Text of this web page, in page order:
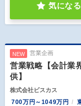
気になる
NEW 営業企画
営業戦略【会計業
供】
株式会社ビスカス
700万円～1049万円